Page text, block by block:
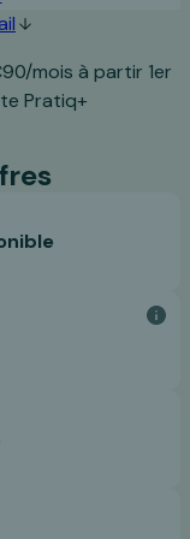
mois à partir 1er
Pratiq+